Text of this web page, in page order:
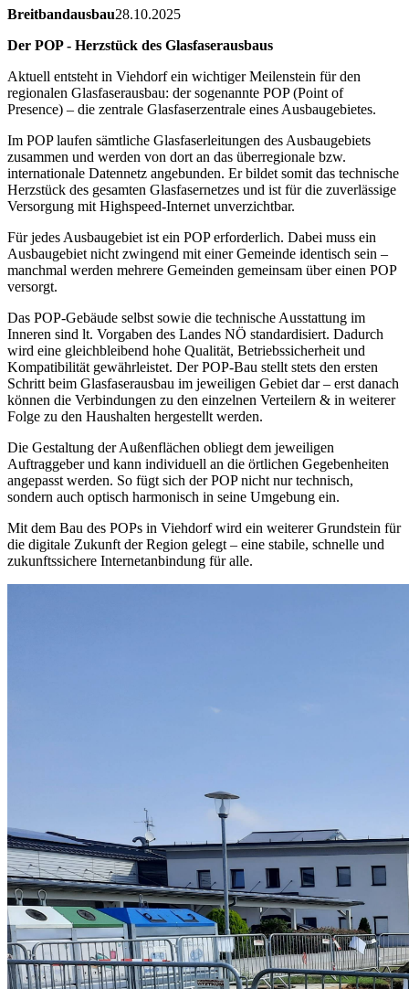
Breitbandausbau28.10.2025
Der POP - Herzstück des Glasfaserausbaus
Aktuell entsteht in Viehdorf ein wichtiger Meilenstein für den
regionalen Glasfaserausbau: der sogenannte POP (Point of
Presence) – die zentrale Glasfaserzentrale eines Ausbaugebietes.
Im POP laufen sämtliche Glasfaserleitungen des Ausbaugebiets
zusammen und werden von dort an das überregionale bzw.
internationale Datennetz angebunden. Er bildet somit das technische
Herzstück des gesamten Glasfasernetzes und ist für die zuverlässige
Versorgung mit Highspeed-Internet unverzichtbar.
Fürjedes Ausbaugebietist ein POP erforderlich. Dabei muss ein
Ausbaugebietnicht zwingend mit einer Gemeinde identisch sein –
manchmal werden mehrere Gemeinden gemeinsam über einen POP
versorgt.
Das POP-Gebäude selbst sowie die technische Ausstattung im
Inneren sind lt. Vorgaben des Landes NÖ standardisiert. Dadurch
wird eine gleichbleibend hohe Qualität, Betriebssicherheit und
Kompatibilität gewährleistet. DerPOP-Bau stellt stets den ersten
Schrittbeim Glasfaserausbau im jeweiligen Gebiet dar – erst danach
können die Verbindungen zu den einzelnen Verteilern & in weiterer
Folge zu den Haushalten hergestellt werden.
Die Gestaltung der Außenflächen obliegt dem jeweiligen
Auftraggeber und kann individuell an die örtlichen Gegebenheiten
angepasst werden. So fügt sich der POP nicht nur technisch,
sondern auch optisch harmonisch in seine Umgebung ein.
Mit dem Bau des POPs in Viehdorf wird ein weiterer Grundstein für
die digitale Zukunft der Region gelegt – eine stabile, schnelle und
zukunftssichere Internetanbindung für alle.